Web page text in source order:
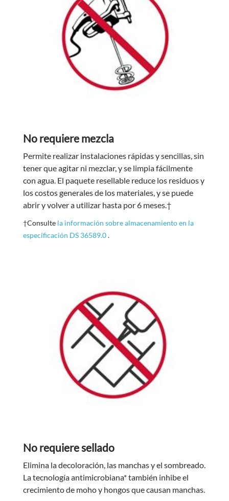
No requiere mezcla
Permite realizar instalaciones rápidas y sencillas, sin
tener que agitar ni mezclar, y se limpia fácilmente
con agua. El paquete resellable reduce los residuos y
los costos generales de los materiales, y se puede
abrir y volver a utilizar hasta por 6 meses.†
†Consulte la información sobre almacenamiento en la
especificación DS 36589.0.
No requiere sellado
Elimina la decoloración, las manchas y el sombreado.
La tecnología antimicrobiana* también inhibe el
crecimiento de moho y hongos que causan manchas.